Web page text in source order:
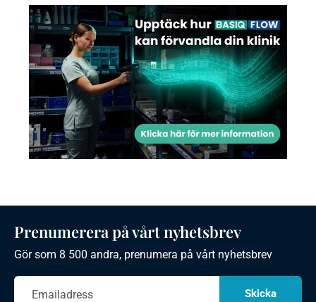
Prenumerera på vårt nyhetsbrev
Gör som 8 500 andra, prenumera på vårt nyhetsbrev